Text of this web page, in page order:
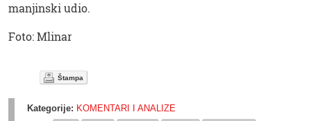
manjinski udio.
Foto: Mlinar
Štampa
Kategorije: KOMENTARI I ANALIZE